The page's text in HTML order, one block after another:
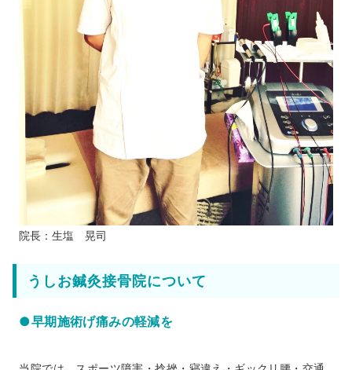
院長：生塩 晃司
うしお鍼灸接骨院について
●早期施術げ痛みの軽減を